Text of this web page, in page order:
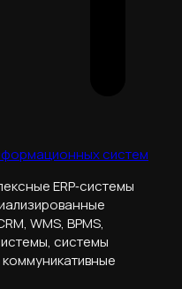
систем
ERP‑системы
WMS, BPMS,
системы